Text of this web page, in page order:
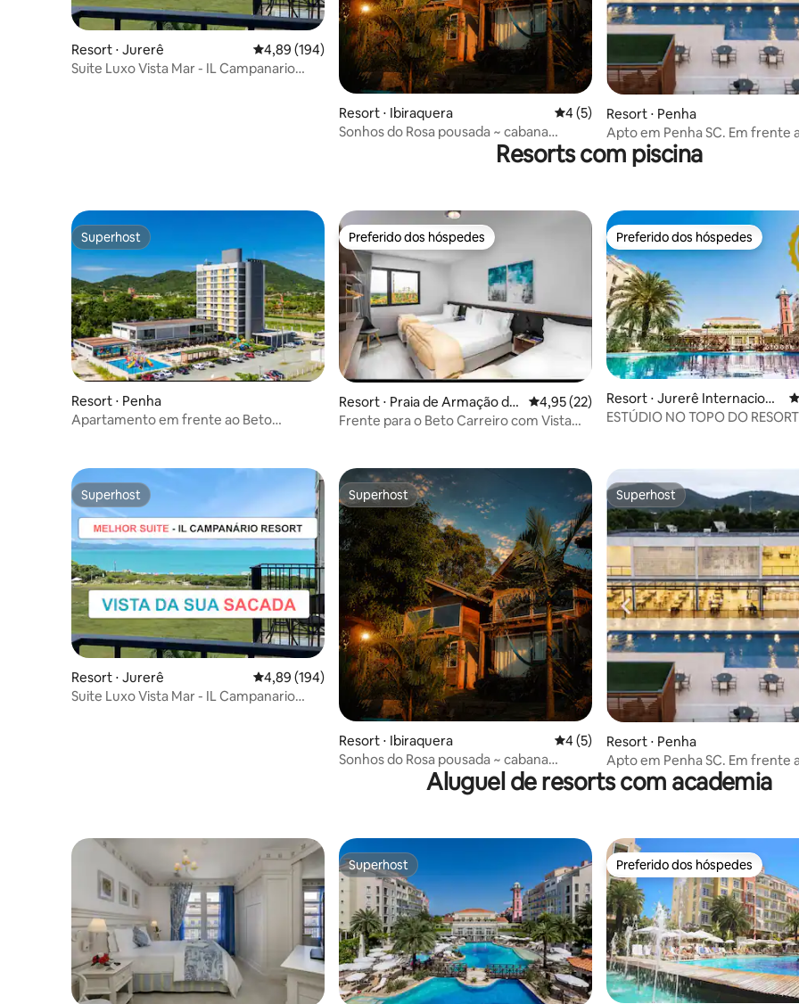
Resort ⋅ Jurerê 4,89 de uma avaliação média de 5, 194 avaliações
4,89 (194)
Suite Luxo Vista Mar - IL Campanario
Resort ⋅ Ibiraquera 4 de uma avaliação média de 5, 5
4 (5)
Sonhos do Rosa pousada ~ cabana
Resort ⋅ Penha
Apto em Penha SC. Em frente ao Beto
Carrero.
Resorts com piscina
Superhost
Superhost
Resort ⋅ Penha
Apartamento em frente ao Beto
Preferido dos hóspedes
Preferido dos hóspedes
Resort ⋅ Praia de Armação do
Itapocorói
4,95 de uma avaliação média de 5, 22
4,95 (22)
Frente para o Beto Carreiro com Vista
Preferido dos hóspedes
Preferido dos hóspedes
Resort ⋅ Jurerê Internaciona
lESTÚDIO NO TOPO DO RESORT
Superhost
Superhost
Resort ⋅ Jurerê 4,89 de uma avaliação média de 5, 194 avaliações
4,89 (194)
Suite Luxo Vista Mar - IL Campanario
Superhost
Superhost
Resort ⋅ Ibiraquera 4 de uma avaliação média de 5, 5
4 (5)
Sonhos do Rosa pousada ~ cabana
Superhost
Superhost
Resort ⋅ Penha
Apto em Penha SC. Em frente ao Beto
Carrero.
Aluguel de resorts com academia
Superhost
Superhost Preferido dos hóspedes
Preferido dos hóspedes